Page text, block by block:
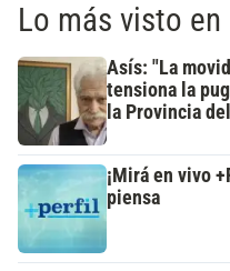
Lo más visto en
Asís: "La
tensiona la
la Provincia
¡Mirá en vivo
piensa